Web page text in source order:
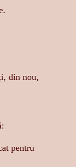
din nou,
pentru